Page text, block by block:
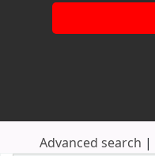
Advanced search